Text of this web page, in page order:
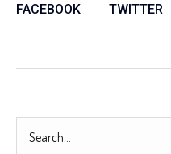
FACEBOOK TWITTER